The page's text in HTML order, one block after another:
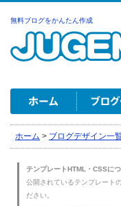
無料ブログをかんたん作成
ホーム > ブログデザイン一
テンプレートHTML・CSSに
公開されているテンプレート
ださい。